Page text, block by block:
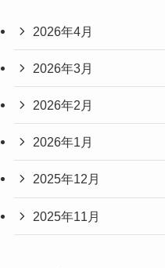
2026年4月
2026年3月
2026年2月
2026年1月
2025年12月
2025年11月